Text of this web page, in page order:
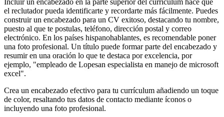
el reclutador pueda identificarte y recordarte más fácilmente. Puedes
construir un encabezado para un CV exitoso, destacando tu nombre,
puesto al que te postulas, teléfono, dirección postal y correo
electrónico. En los países hispanohablantes, es recomendable poner
una foto profesional. Un título puede formar parte del encabezado y
resumir en una oración lo que te destaca por excelencia, por
ejemplo, "empleado de Lopesan especialista en manejo de microsoft
excel".
Crea un encabezado efectivo para tu currículum añadiendo un toque
de color, resaltando tus datos de contacto mediante íconos o
incluyendo una foto profesional.